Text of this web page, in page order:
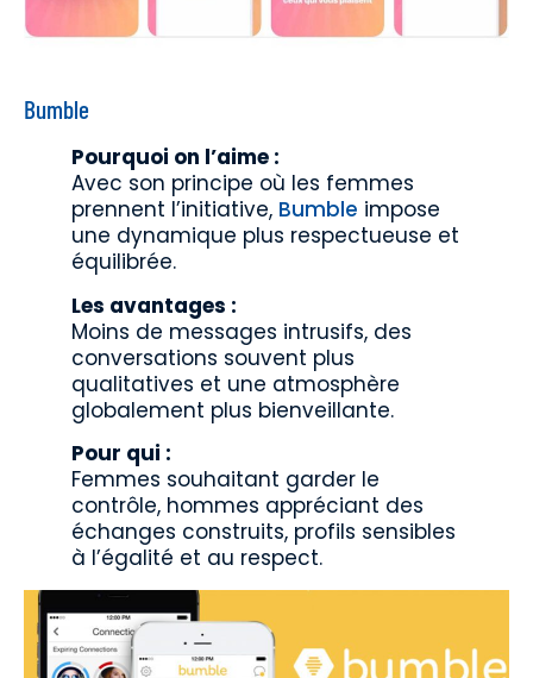
Bumble
Pourquoi on l’aime :
Avec son principe où les femmes
prennent l’initiative, Bumble impose
une dynamique plus respectueuse et
équilibrée.
Les avantages :
Moins de messages intrusifs, des
conversations souvent plus
qualitatives et une atmosphère
globalement plus bienveillante.
Pour qui :
Femmes souhaitant garder le
contrôle, hommes appréciant des
échanges construits, profils sensibles
à l’égalité et au respect.